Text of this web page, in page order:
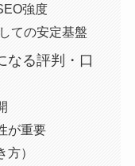
強度
ての安定基盤
なる評判・口
が重要
）